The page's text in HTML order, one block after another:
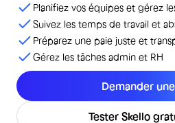
Planifiez vos équipes et gérez
Suivez les temps de travail et
Préparez une paie juste et
Gérez les tâches admin et RH
Demander
Tester Skello